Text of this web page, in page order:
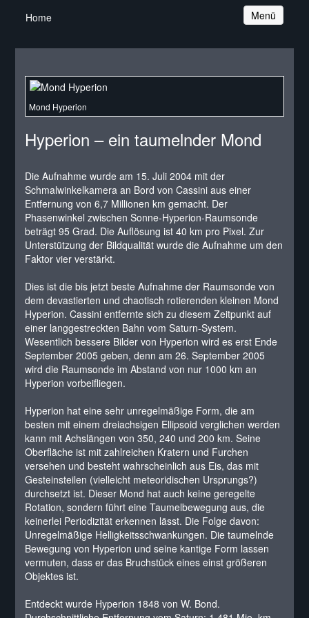
Navigation
Menü
Home
Mond Hyperion
Hyperion – ein taumelnder Mond
Die Aufnahme wurde am 15. Juli 2004 mit der
Schmalwinkelkamera an Bord von Cassini aus einer
Entfernung von 6,7 Millionen km gemacht. Der
Phasenwinkel zwischen Sonne-Hyperion-Raumsonde
beträgt 95 Grad. Die Auflösung ist 40 km pro Pixel. Zur
Unterstützung der Bildqualität wurde die Aufnahme um den
Faktor vier verstärkt.
Dies ist die bis jetzt beste Aufnahme der Raumsonde von
dem devastierten und chaotisch rotierenden kleinen Mond
Hyperion. Cassini entfernte sich zu diesem Zeitpunkt auf
einer langgestreckten Bahn vom Saturn-System.
Wesentlich bessere Bilder von Hyperion wird es erst Ende
September 2005 geben, denn am 26. September 2005
wird die Raumsonde im Abstand von nur 1000 km an
Hyperion vorbeifliegen.
Hyperion hat eine sehr unregelmäßige Form, die am
besten mit einem dreiachsigen Ellipsoid verglichen werden
kann mit Achslängen von 350, 240 und 200 km. Seine
Oberfläche ist mit zahlreichen Kratern und Furchen
versehen und besteht wahrscheinlich aus Eis, das mit
Gesteinsteilen (vielleicht meteoridischen Ursprungs?)
durchsetzt ist. Dieser Mond hat auch keine geregelte
Rotation, sondern führt eine Taumelbewegung aus, die
keinerlei Periodizität erkennen lässt. Die Folge davon:
Unregelmäßige Helligkeitsschwankungen. Die taumelnde
Bewegung von Hyperion und seine kantige Form lassen
vermuten, dass er das Bruchstück eines einst größeren
Objektes ist.
Entdeckt wurde Hyperion 1848 von W. Bond.